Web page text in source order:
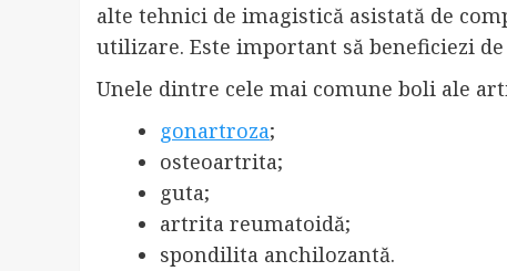
alte tehnici de imagistică asistată de
utilizare. Este important să beneficiezi
Unele dintre cele mai comune boli ale
gonartroza;
osteoartrita;
guta;
artrita reumatoidă;
spondilita anchilozantă.